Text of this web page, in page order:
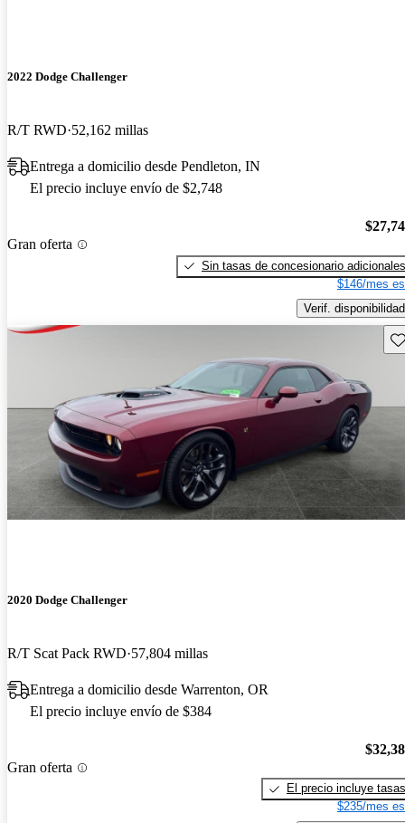
2022 Dodge Challenger
R/T RWD 52,162 millas
Entrega a domicilio desde Pendleton, IN
El precio incluye envío de $2,748
Gran oferta
Sin tasas de concesionario adicionales
$146/mes
Verif. disponibilidad
2020 Dodge Challenger
R/T Scat Pack RWD 57,804 millas
Entrega a domicilio desde Warrenton, OR
El precio incluye envío de $384
Gran oferta
El precio incluye tasas
$235/mes